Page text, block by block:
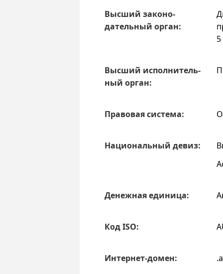
Высший законо­
датель­ный орган:
5
Высший испол­нитель­
ный орган:
Право­вая система:
Нацио­наль­ный девиз:
Денежная единица:
Код ISO:
Интернет-домен: